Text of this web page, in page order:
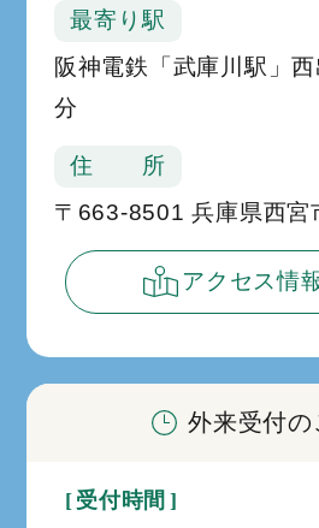
最寄り駅
阪神電鉄「武庫川駅」
分
住 所
〒663-8501 兵庫県西宮
アクセス情
外来受付の
受付時間